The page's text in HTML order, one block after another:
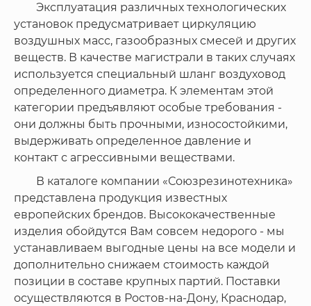
Эксплуатация различных технологических
установок предусматривает циркуляцию
воздушных масс, газообразных смесей и других
веществ. В качестве магистрали в таких случаях
используется специальный шланг воздуховод
определенного диаметра. К элементам этой
категории предъявляют особые требования -
они должны быть прочными, износостойкими,
выдерживать определенное давление и
контакт с агрессивными веществами.
В каталоге компании «Союзрезинотехника»
представлена продукция известных
европейских брендов. Высококачественные
изделия обойдутся Вам совсем недорого - мы
устанавливаем выгодные цены на все модели и
дополнительно снижаем стоимость каждой
позиции в составе крупных партий. Поставки
осуществляются в Ростов-на-Дону, Краснодар,